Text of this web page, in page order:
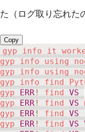
た（ログ取り忘れた
Copy
gyp info it
gyp info using
gyp info using
gyp info find
gyp ERR ! find VS
gyp ERR ! find VS
gyp ERR ! find VS
gyp ERR ! find VS